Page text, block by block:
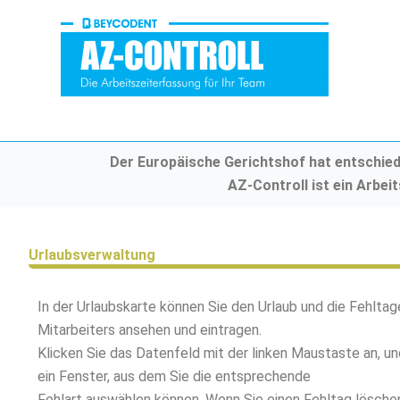
Der Europäische Gerichtshof hat
AZ-Controll ist ein
Urlaubsverwaltung
In der Urlaubskarte können Sie den Urlaub und die
Mitarbeiters ansehen und eintragen.
Klicken Sie das Datenfeld mit der linken Maustaste an,
ein Fenster, aus dem Sie die entsprechende